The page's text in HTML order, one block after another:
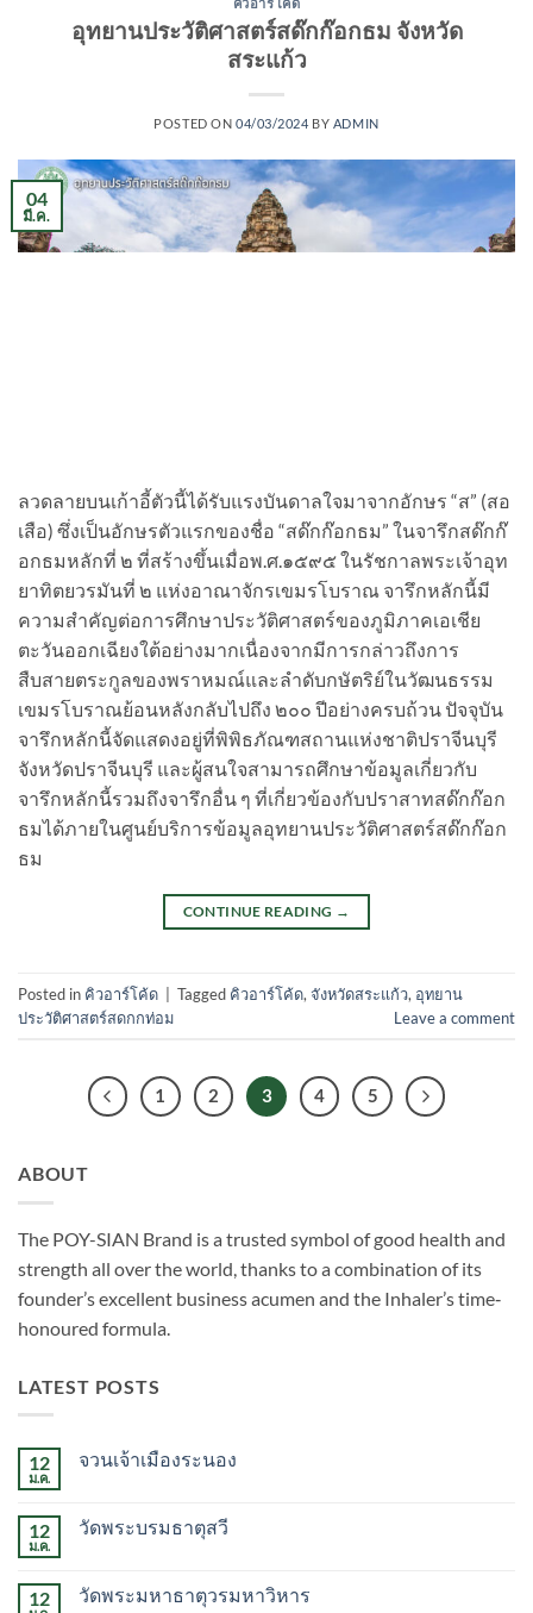
อุทยานประวัติศาสตร์สด๊กก๊อกธม จังหวัด
สระแก้ว
POSTED ON 04/03/2024 BY ADMIN
04
มี.ค.
ลวดลายบนเก้าอี้ตัวนี้ได้รับแรงบันดาลใจมาจากอักษร “ส” (สอ
เสือ) ซึ่งเป็นอักษรตัวแรกของชื่อ “สด๊กก๊อกธม” ในจารึกสด๊กก๊
อกธมหลักที่ ๒ ที่สร้างขึ้นเมื่อพ.ศ.๑๕๙๕ ในรัชกาลพระเจ้าอุท
ยาทิตยวรมันที่ ๒ แห่งอาณาจักรเขมรโบราณ จารึกหลักนี้มี
ความสำคัญต่อการศึกษาประวัติศาสตร์ของภูมิภาคเอเชีย
ตะวันออกเฉียงใต้อย่างมากเนื่องจากมีการกล่าวถึงการ
สืบสายตระกูลของพราหมณ์และลำดับกษัตริย์ในวัฒนธรรม
เขมรโบราณย้อนหลังกลับไปถึง ๒๐๐ ปีอย่างครบถ้วน ปัจจุบัน
จารึกหลักนี้จัดแสดงอยู่ที่พิพิธภัณฑสถานแห่งชาติปราจีนบุรี
จังหวัดปราจีนบุรี และผู้สนใจสามารถศึกษาข้อมูลเกี่ยวกับ
จารึกหลักนี้รวมถึงจารึกอื่น ๆ ที่เกี่ยวข้องกับปราสาทสด๊กก๊อก
ธมได้ภายในศูนย์บริการข้อมูลอุทยานประวัติศาสตร์สด๊กก๊อก
ธม
CONTINUE READING →
Posted in คิวอาร์โค้ด Tagged คิวอาร์โค้ด, จังหวัดสระแก้ว, อุทยาน
ประวัติศาสตร์สดกกท่อม
Leave a comment
1 2 3 4 5
ABOUT
The POY-SIAN Brand is a trusted symbol of good health and
strength all over the world, thanks to a combination of its
founder’s excellent business acumen and the Inhaler’s time­‐
honoured formula.
LATEST POSTS
12
ม.ค.
จวนเจ้าเมืองระนอง
บน
ระนอง
12
ม.ค.
วัดพระบรมธาตุสวี
บน
12 วัดพระมหาธาตุวรมหาวิหาร